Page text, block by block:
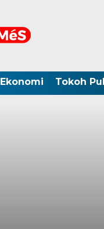
Ekonomi Tokoh